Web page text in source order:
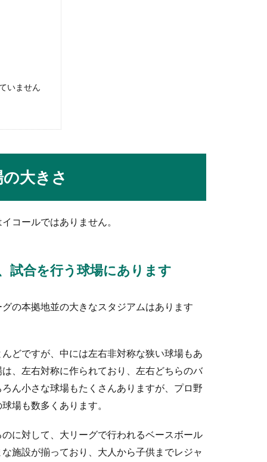
スムーズに送るために苦手意識を克服
メ的なレッテルを貼られている気分になりませんか？社会とい
べ終わりのマナーやNGな行動を解説
な違いがあるのでしょうか？小学生のミニバスから中学校のバ
程が重なってしまったときに、メールで対応してしまいたいと
髪型がベスト？好印象を与える髪型とは
験の他にも「面接試験」があります。この３つの試験を突破し
いません
大きさ
コールではありません。
試合を行う球場にあります
の本拠地並の大きなスタジアムはあります
どですが、中には左右非対称な狭い球場もあ
、左右対称に作られており、左右どちらのバ
ん小さな球場もたくさんありますが、プロ野
場も数多くあります。
に対して、大リーグで行われるベースボール
施設が揃っており、大人から子供までレジャ